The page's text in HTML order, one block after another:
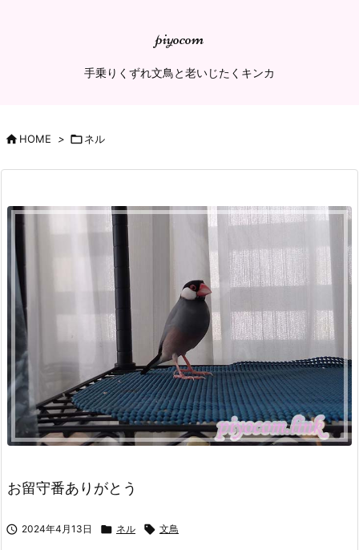
piyocom
手乗りくずれ文鳥と老いじたくキンカ
HOME > ネル
お留守番ありがとう
 2024年4月13日  ネル  文鳥